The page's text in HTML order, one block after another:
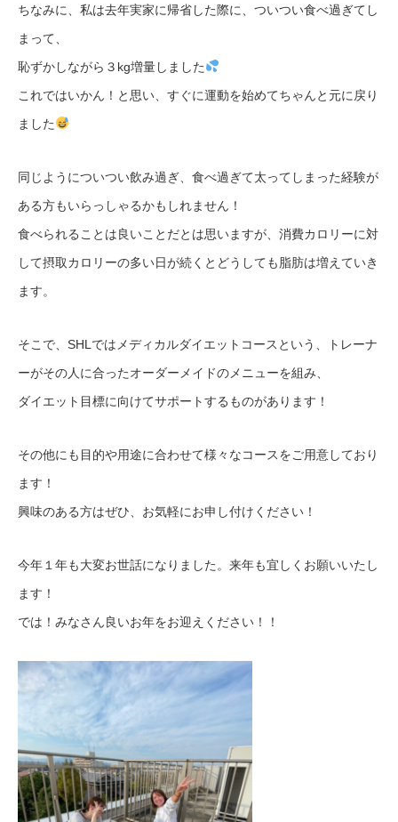
ちなみに、私は去年実家に帰省した際に、ついつい食べ過ぎてし
まって、
恥ずかしながら３kg増量しました
これではいかん！と思い、すぐに運動を始めてちゃんと元に戻り
ました
同じようについつい飲み過ぎ、食べ過ぎて太ってしまった経験が
ある方もいらっしゃるかもしれません！
食べられることは良いことだとは思いますが、消費カロリーに対
して摂取カロリーの多い日が続くとどうしても脂肪は増えていき
ます。
そこで、SHLではメディカルダイエットコースという、トレーナ
ーがその人に合ったオーダーメイドのメニューを組み、
ダイエット目標に向けてサポートするものがあります！
その他にも目的や用途に合わせて様々なコースをご用意しており
ます！
興味のある方はぜひ、お気軽にお申し付けください！
今年１年も大変お世話になりました。来年も宜しくお願いいたし
ます！
では！みなさん良いお年をお迎えください！！